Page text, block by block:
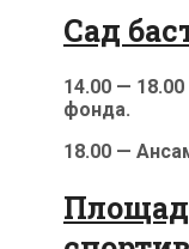
Сад
14.00 —
фонда.
18.00 —